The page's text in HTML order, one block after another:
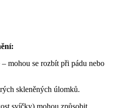
– mohou se rozbít při pádu nebo
skleněných úlomků.
svíčky) mohou způsobit